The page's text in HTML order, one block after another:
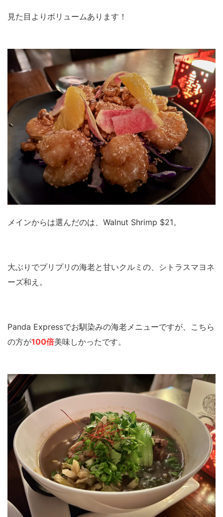
見た目よりボリュームあります！
メインからは選んだのは、Walnut Shrimp $21。
大ぶりでプリプリの海老と甘いクルミの、シトラスマヨネ
ーズ和え。
Panda Expressでお馴染みの海老メニューですが、こちら
の方が100倍美味しかったです。